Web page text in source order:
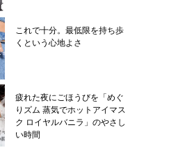
これで十分。最低限を持ち歩
くという心地よさ
疲れた夜にごほうびを「めぐ
りズム 蒸気でホットアイマス
ク ロイヤルバニラ」のやさし
い時間